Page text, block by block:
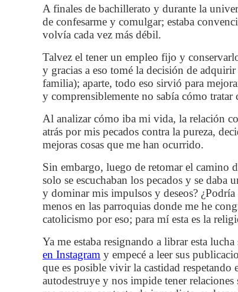
A finales de bachillerato y durante la
de confesarme y comulgar; estaba
volvía cada vez más débil.
Talvez el tener un empleo fijo y
y gracias a eso tomé la decisión de
familia); aparte, todo eso sirvió para
y comprensiblemente no sabía cómo
Al analizar cómo iba mi vida, la relación
atrás por mis pecados contra la pureza,
mejoras cosas que me han ocurrido.
Sin embargo, luego de retomar el camino
solo se escuchaban los pecados y se
y dominar mis impulsos y deseos?
menos en las parroquias donde me he
catolicismo por eso; para mí esta es la
Ya me estaba resignando a librar esta
en Instagram y empecé a leer sus
que es posible vivir la castidad respetando
autodestruye y nos impide tener